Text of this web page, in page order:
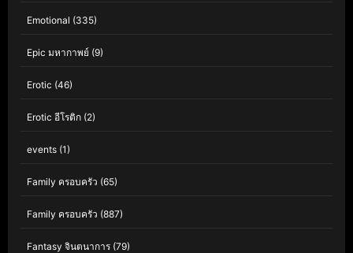
Emotional (335)
Epic มหากาพย์ (9)
Erotic (46)
Erotic อีโรติก (2)
events (1)
Family ครอบครัว (65)
Family ครอบครัว (887)
Fantasy จินตนาการ (79)